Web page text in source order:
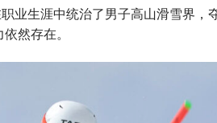
业生涯中统治了男子高山滑雪界，
然存在。